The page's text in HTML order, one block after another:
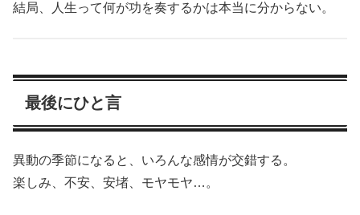
結局、人生って何が功を奏するかは本当に分からない。
最後にひと言
異動の季節になると、いろんな感情が交錯する。
楽しみ、不安、安堵、モヤモヤ…。